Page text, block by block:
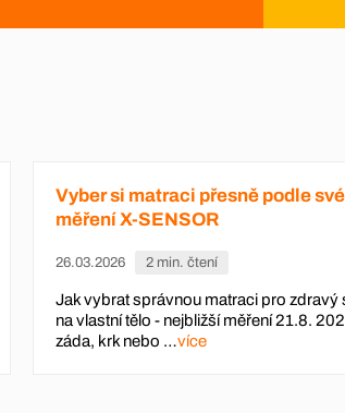
Vyber si matraci přesně podle
měření X-SENSOR
26.03.2026 2 min. čtení
Jak vybrat správnou matraci pro zdravý
na vlastní tělo - nejbližší měření 21.8.
záda, krk nebo …více